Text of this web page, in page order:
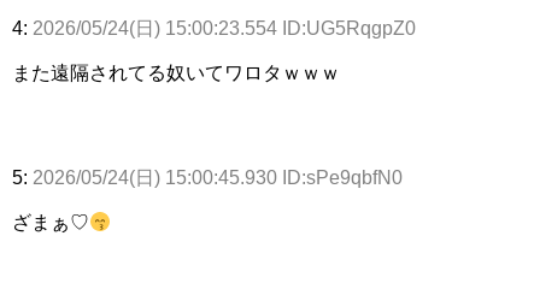
4: 2026/05/24(日) 15:00:23.554 ID:UG5RqgpZ0
また遠隔されてる奴いてワロタｗｗｗ
5: 2026/05/24(日) 15:00:45.930 ID:sPe9qbfN0
ざまぁ♡